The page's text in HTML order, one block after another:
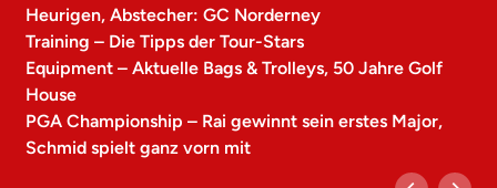
Heurigen, Abstecher: GC Norderney
Training – Die Tipps der Tour-Stars
Equipment – Aktuelle Bags & Trolleys, 50 Jahre Golf
House
PGA Championship – Rai gewinnt sein erstes Major,
Schmid spielt ganz vorn mit